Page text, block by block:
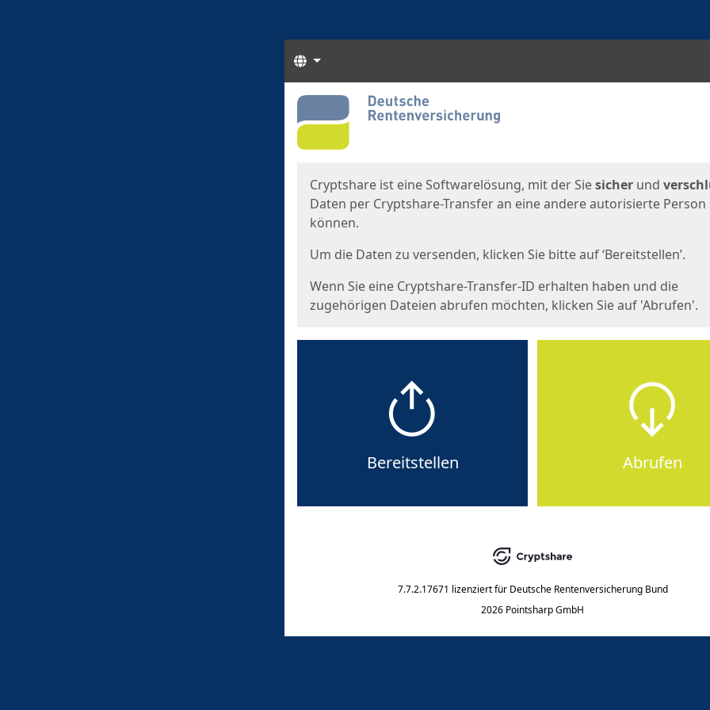
Sprachen
Start
Cryptshare ist eine Softwarelösung, mit der Siesicher und
Daten per Cryptshare-Transfer an eine andere autorisierte Person
können.
Um die Daten zu versenden, klicken Sie bitte auf ‘Bereitstellen’.
Wenn Sie eine Cryptshare-Transfer-ID erhalten haben und die
zugehörigen Dateien abrufen möchten, klicken Sie auf 'Abrufen'.
Bereitstellen Abrufen
7.7.2.17671 lizenziert für Deutsche Rentenversicherung Bund
2026 Pointsharp GmbH